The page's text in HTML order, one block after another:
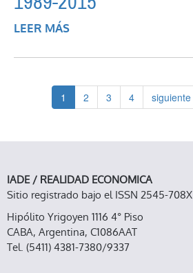
LEER MÁS
EXPLOTACIÓN DE
1 2 3 4 siguiente
IADE / REALIDAD ECONOMICA
Sitio registrado bajo el ISSN 2545-708X
Hipólito Yrigoyen 1116 4° Piso
CABA, Argentina, C1086AAT
Tel. (5411) 4381-7380/9337